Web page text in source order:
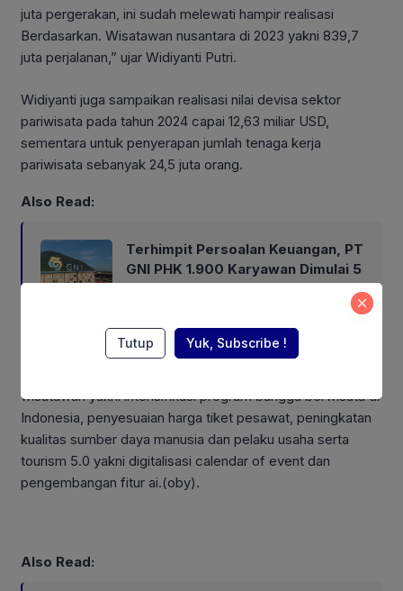
juta pergerakan, ini sudah melewati hampir realisasi
Berdasarkan. Wisatawan nusantara di 2023 yakni 839,7
juta perjalanan,” ujar Widiyanti Putri.
Widiyanti juga sampaikan realisasi nilai devisa sektor
pariwisata pada tahun 2024 capai 12,63 miliar USD,
sementara untuk penyerapan jumlah tenaga kerja
pariwisata sebanyak 24,5 juta orang.
Also Read:
Terhimpit Persoalan Keuangan, PT
GNI PHK 1.900 Karyawan Dimulai 5
Lebih lanjut Widiyanti juga memaparkan program
wisatawan yakni intensifikasi program bangga berwisata di
Indonesia, penyesuaian harga tiket pesawat, peningkatan
kualitas sumber daya manusia dan pelaku usaha serta
tourism 5.0 yakni digitalisasi calendar of event dan
pengembangan fitur ai.(oby).
Also Read:
Tutup Yuk, Subscribe !